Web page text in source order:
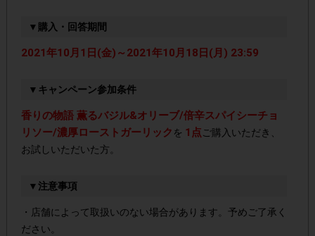
▼購入・回答期間
2021年10月1日(金)～2021年10月18日(月) 23:59
▼キャンペーン参加条件
香りの物語 薫るバジル&オリーブ/倍辛スパイシーチョ
リソー/濃厚ローストガーリック を 1点 ご購入いただき、
お試しいただいた方。
▼注意事項
・店舗によって取扱いのない場合があります。予めご了承く
ださい。